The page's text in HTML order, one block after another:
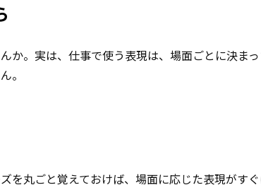
か。実は、仕事で使う表現は、場面ごとに決ま
。
を丸ごと覚えておけば、場面に応じた表現がす